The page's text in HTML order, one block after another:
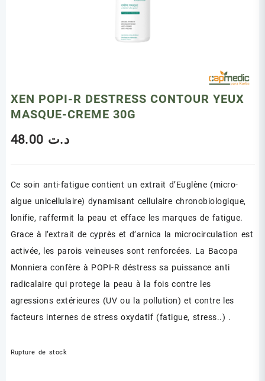
XEN POPI-R DESTRESS CONTOUR YEUX
MASQUE-CREME 30G
د.ت
Ce soin anti-fatiguecontient un extrait d’Euglène (micro-
algue unicellulaire) dynamisant cellulaire chronobiologique,
lonifie, raffermit la peau et efface les marques de fatigue.
Grace à l’extrait de cyprès et d’arnica la microcirculation est
activée, les parois veineuses sont renforcées. La Bacopa
Monniera confère à POPI-R déstress sa puissance anti
radicalaire qui protege la peau à la fois contre les
agressions extérieures (UV ou la pollution) et contre les
facteurs internes de stress oxydatif (fatigue, stress..) .
Rupture de stock